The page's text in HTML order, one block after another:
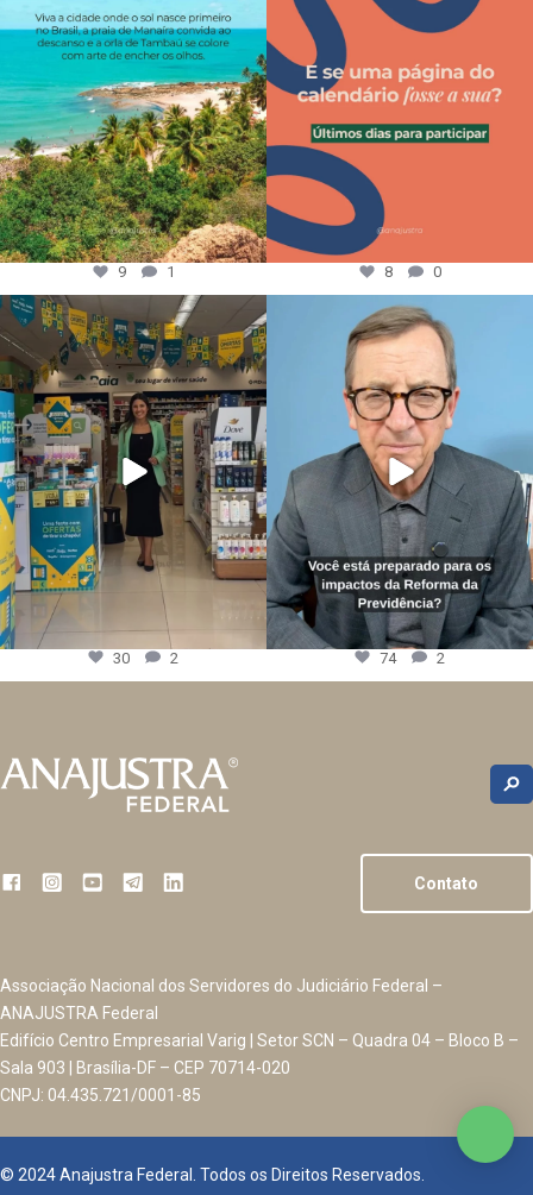
9 1 8 0
30 2 74 2
Contato
Associação Nacional dos Servidores do Judiciário Federal –
ANAJUSTRA Federal
Edifício Centro Empresarial Varig | Setor SCN – Quadra 04 – Bloco B –
Sala 903 | Brasília-DF – CEP 70714-020
CNPJ: 04.435.721/0001-85
© 2024 Anajustra Federal. Todos os Direitos Reservados.